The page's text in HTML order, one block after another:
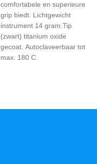
comfortabele en superieure
grip biedt. Lichtgewicht
instrument 14 gram. Tip
(zwart) titanium oxide
gecoat. Autoclaveerbaar tot
max. 180 C.